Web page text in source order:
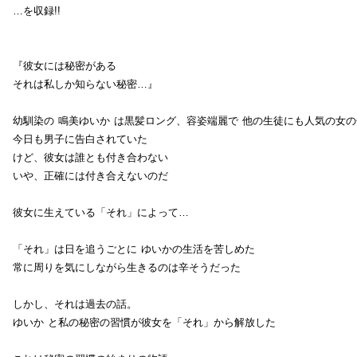
…を収録!!
『彼女には秘密がある
それは私しか知らない秘密…』
幼馴染の 鳴美ゆいか は黒髪ロング、容姿端麗で 他の生徒にも人気の女
今日も男子に告白されていた
けど、彼女は誰とも付き合わない
いや、正確には付き合えないのだ
彼女に生えている「それ」によって…
「それ」は日を追うごとに ゆいかの生活を苦しめた
常に周りを気にしながら生きるのは辛そうだった
しかし、それは過去の話。
ゆいか と私の秘密の習慣が彼女を「それ」から解放した